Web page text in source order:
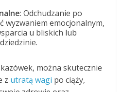
: Odchudzanie po
wyzwaniem emocjonalnym,
u bliskich lub
można skutecznie
z utratą wagi po ciąży,